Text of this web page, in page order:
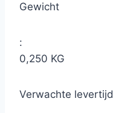
Gewicht
:
0,250 KG
Verwachte levertijd